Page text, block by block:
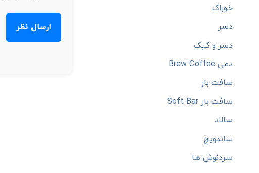
خوراک
دسر
دسر و کیک
دمی Brew Coffee
سافت بار
سافت بار Soft Bar
سالاد
ساندویچ
سردنوش ها